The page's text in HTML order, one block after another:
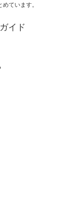
ています。
イド